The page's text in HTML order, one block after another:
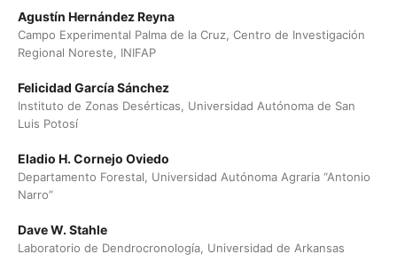
Agustín Hernández Reyna
Campo Experimental Palma de la Cruz, Centro de Investigación
Regional Noreste, INIFAP
Felicidad García Sánchez
Instituto de Zonas Desérticas, Universidad Autónoma de San
Luis Potosí
Eladio H. Cornejo Oviedo
Departamento Forestal, Universidad Autónoma Agraria “Antonio
Narro”
Dave W. Stahle
Laboratorio de Dendrocronología, Universidad de Arkansas